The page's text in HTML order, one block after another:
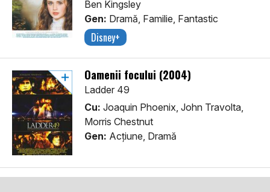
Ben Kingsley
Gen: Dramă, Familie, Fantastic
Disney+
Oamenii focului (2004)
Ladder 49
Cu: Joaquin Phoenix, John Travolta,
Morris Chestnut
Gen: Acţiune, Dramă